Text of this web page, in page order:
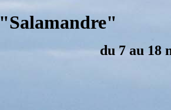
"Salamandre"
du 7 au 18